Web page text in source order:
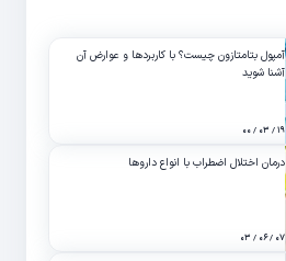
آمپول بتامتازون چیست؟ با کاربردها و عوارض آن
آشنا شوید
۱۹ / ۰۳ / ۰۰
درمان اختلال اضطراب با انواع داروها
۰۷ / ۰۶ / ۰۳